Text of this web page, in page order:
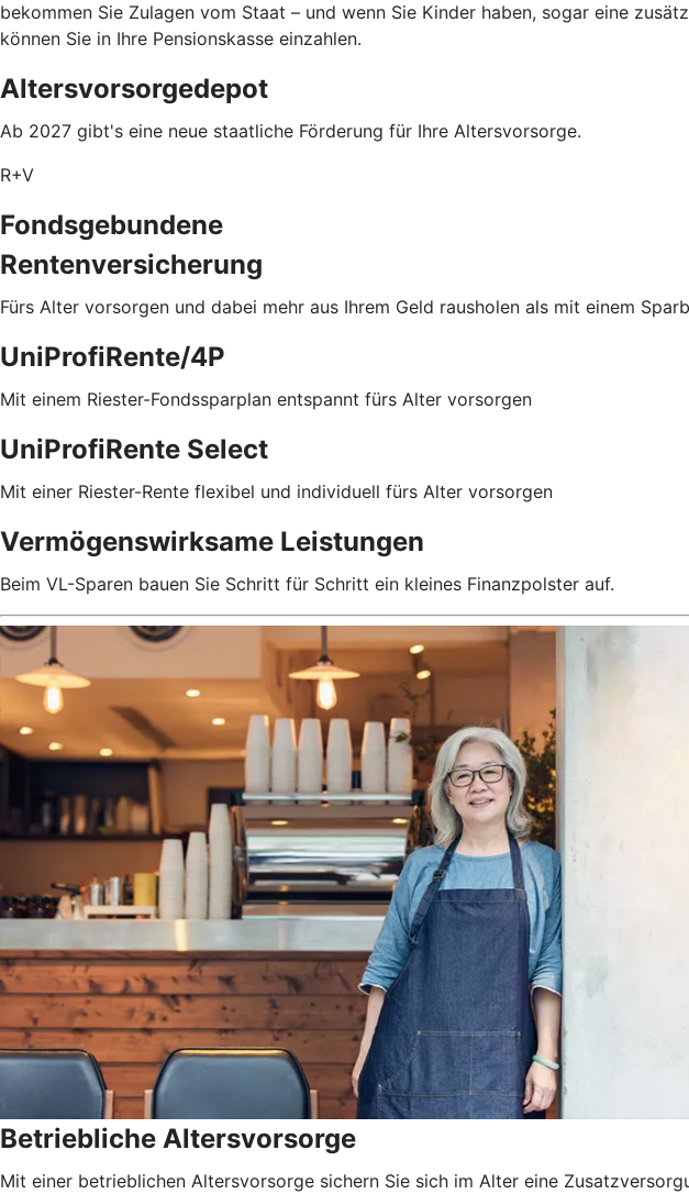
bekommen Sie Zulagen vom Staat – und wenn Sie Kinder haben, sogar eine
können Sie in Ihre Pensionskasse einzahlen.
Altersvorsorgedepot
Ab 2027 gibt's eine neue staatliche Förderung für Ihre Altersvorsorge.
R+V
Fondsgebundene
Rentenversicherung
Fürs Alter vorsorgen und dabei mehr aus Ihrem Geld rausholen als mit einem
UniProfiRente/4P
Mit einem Riester-Fondssparplan entspannt fürs Alter vorsorgen
UniProfiRente Select
Mit einer Riester-Rente flexibel und individuell fürs Alter vorsorgen
Vermögenswirksame Leistungen
Beim VL-Sparen bauen Sie Schritt für Schritt ein kleines Finanzpolster auf.
Betriebliche Altersvorsorge
Mit einer betrieblichen Altersvorsorge sichern Sie sich im Alter eine